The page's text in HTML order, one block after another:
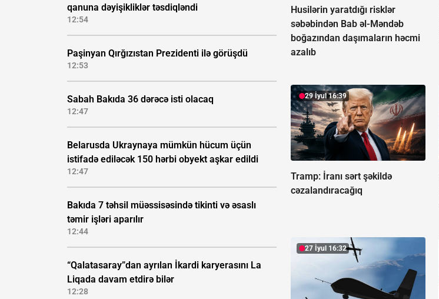
qanuna dəyişikliklər təsdiqləndi
12:54
Paşinyan Qırğızıstan Prezidenti ilə görüşdü
12:53
Sabah Bakıda 36 dərəcə isti olacaq
12:47
Belarusda Ukraynaya mümkün hücum üçün
istifadə ediləcək 150 hərbi obyekt aşkar edildi
12:47
Bakıda 7 təhsil müəssisəsində tikinti və əsaslı
təmir işləri aparılır
12:44
“Qalatasaray”dan ayrılan İkardi karyerasını La
Liqada davam etdirə bilər
12:28
Husilərin yaratdığı risklər
səbəbindən Bab əl-Məndəb
boğazından daşımaların həcmi
azalıb
29 İyul 16:39
Tramp: İranı sərt şəkildə
cəzalandıracağıq
27 İyul 16:32